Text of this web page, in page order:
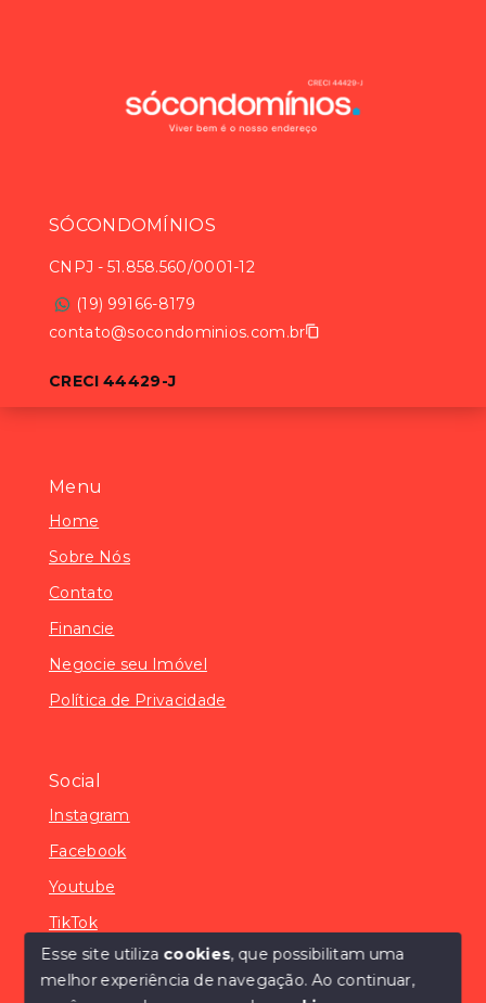
Menu
Home
Sobre Nós
Contato
Financie
Negocie seu Imóvel
Política de Privacidade
Social
Instagram
Facebook
Youtube
TikTok
SÓCONDOMÍNIOS
CNPJ - 51.858.560/0001-12
(19) 99166-8179
contato@socondominios.com.br
CRECI 44429-J
Esse site utiliza cookies, que possibilitam uma
melhor experiência de navegação.Ao continuar,